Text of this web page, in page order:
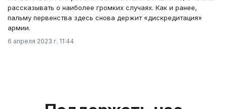
рассказывать о наиболее громких случаях. Как и ранее,
пальму первенства здесь снова держит «дискредитация»
армии.
6 апреля 2023 г. 11:44